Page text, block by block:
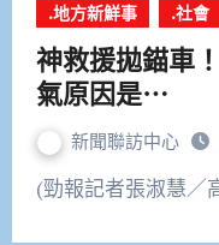
.地方新鮮事 .社會
神救援拋錨車
氣原因是⋯
新聞聯訪中心
(勁報記者張淑慧